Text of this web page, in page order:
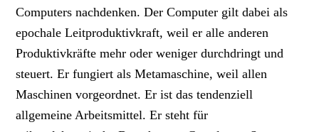
Computers nachdenken. Der Computer gilt dabei als
epochale Leitproduktivkraft, weil er alle anderen
Produktivkräfte mehr oder weniger durchdringt und
steuert. Er fungiert als Metamaschine, weil allen
Maschinen vorgeordnet. Er ist das tendenziell
allgemeine Arbeitsmittel. Er steht für